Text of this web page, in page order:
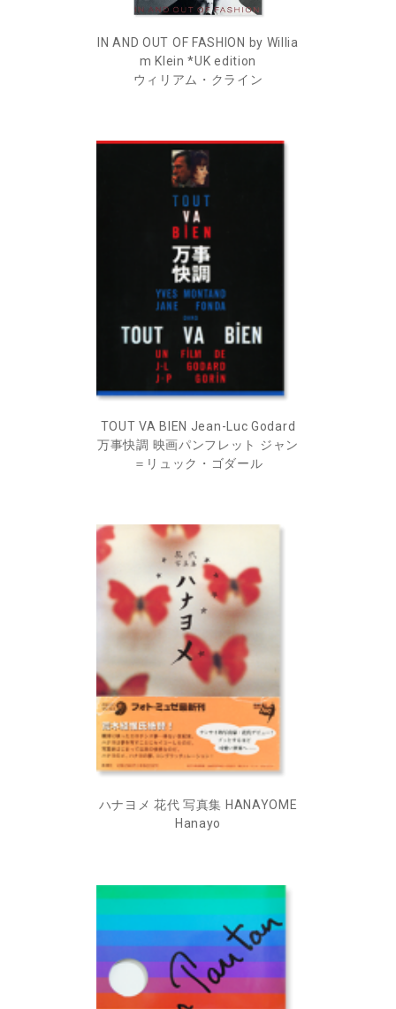
IN AND OUT OF FASHION by Willia
m Klein *UK edition
ウィリアム・クライン
TOUT VA BIEN Jean-Luc Godard
万事快調 映画パンフレット ジャン
＝リュック・ゴダール
ハナヨメ 花代 写真集 HANAYOME
Hanayo